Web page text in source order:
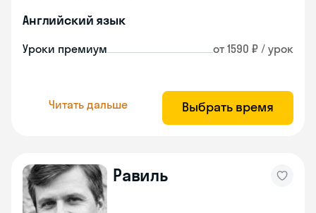
Английский язык
Уроки премиум от 1590 ₽ / урок
Читать дальше Выбрать время
Равиль